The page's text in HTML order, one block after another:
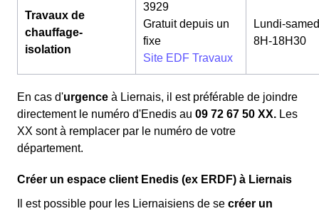
Travaux de
chauffage-
isolation
3929
Gratuit depuis un
fixe
Site EDF Travaux
Lundi-
8H-18H30
En cas d'urgence à Liernais, il est préférable de joindre
directement le numéro d'Enedis au 09 72 67 50 XX. Les
XX sont à remplacer par le numéro de votre
département.
Créer un espace client Enedis (ex ERDF) à Liernais
Il est possible pour les Liernaisiens de se créer un